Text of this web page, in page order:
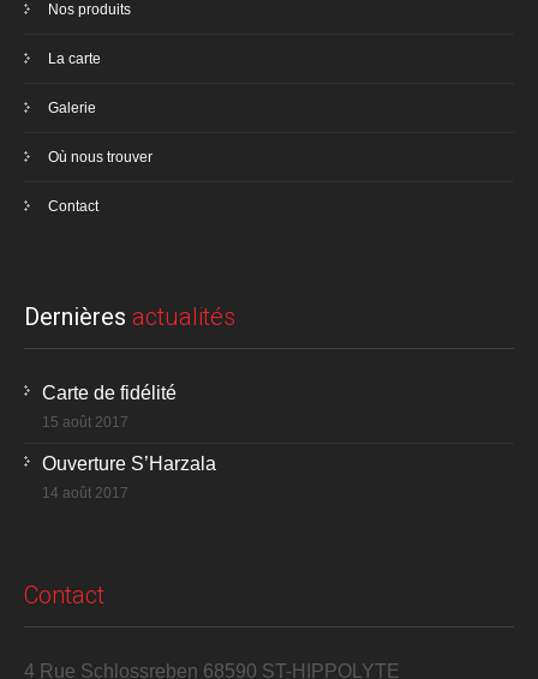
Nos produits
La carte
Galerie
Où nous trouver
Contact
Dernières actualités
Carte de fidélité
15 août 2017
Ouverture S’Harzala
14 août 2017
Contact
4 Rue Schlossreben 68590 ST-HIPPOLYTE